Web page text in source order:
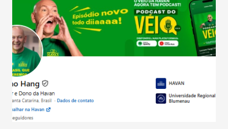
Salário para um número maior de trabalhadores, já que o
país tem a menor taxa de desemprego dos anos recentes.
Ainda segundo a Pesquisa, em novembro de 2025, 40% dos
bares e restaurantes operaram com lucro e outros 40%
registraram equilíbrio financeiro. Já o percentual de
estabelecimentos no prejuízo ficou em 19%, pouco abaixo
do observado no mês anterior. Outros 1% não existiam em
novembro. Em relação a outubro, o faturamento também